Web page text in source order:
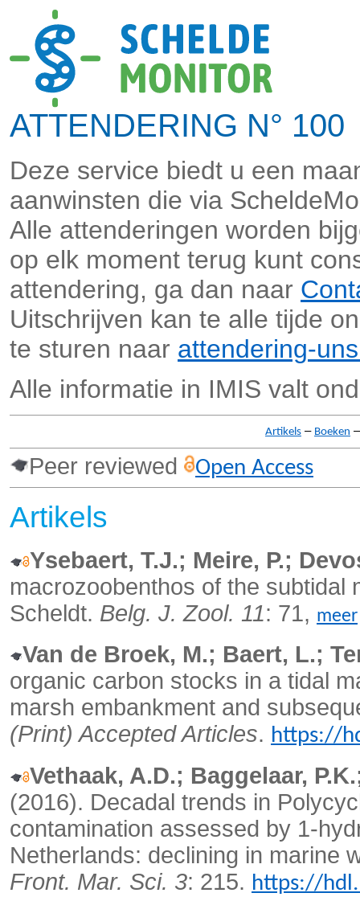
ATTENDERING N°
Deze service biedt u een
aanwinsten die via
Alle attenderingen worden
op elk moment terug kunt
attendering, ga dan naar
Uitschrijven kan te alle tijde
te sturen naar attendering-
Alle informatie in IMIS valt
Artikels – Boeken
Peer reviewed Open Access
Artikels
Ysebaert, T.J.; Meire, P.;
macrozoobenthos of the subtidal
Scheldt. Belg. J. Zool. 11: 71, meer
Van de Broek, M.; Baert, L.;
organic carbon stocks in a tidal
marsh embankment and
(Print) Accepted Articles. https://
Vethaak, A.D.; Baggelaar,
(2016). Decadal trends in
contamination assessed by 1-
Netherlands: declining in marine
Front. Mar. Sci. 3: 215. https://